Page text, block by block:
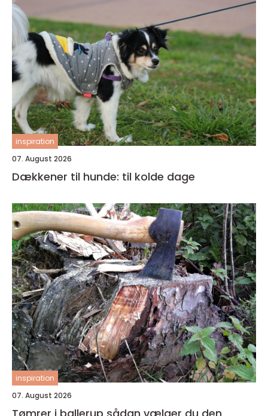
inspiration
07. August 2026
Dækkener til hunde: til kolde dage
inspiration
07. August 2026